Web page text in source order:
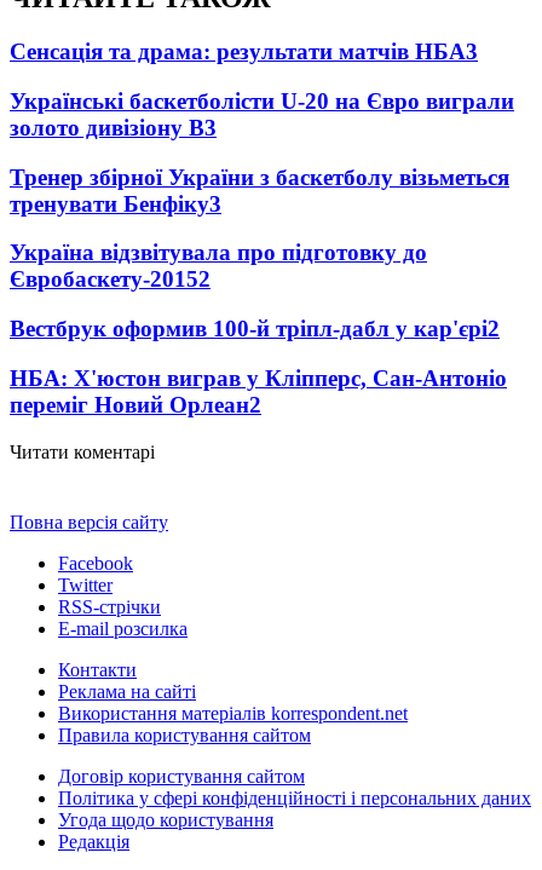
Сенсація та драма: результати матчів НБА3
Українські баскетболісти U-20 на Євро виграли
золото дивізіону В3
Тренер збірної України з баскетболу візьметься
тренувати Бенфіку3
Україна відзвітувала про підготовку до
Євробаскету-20152
Вестбрук оформив 100-й тріпл-дабл у кар'єрі2
НБА: Х'юстон виграв у Кліпперс, Сан-Антоніо
переміг Новий Орлеан2
Читати коментарі
Повна версія сайту
Facebook
Twitter
RSS-стрічки
E-mail розсилка
Контакти
Реклама на сайті
Використання матеріалів korrespondent.net
Правила користування сайтом
Договір користування сайтом
Політика у сфері конфіденційності і персональних даних
Угода щодо користування
Редакція